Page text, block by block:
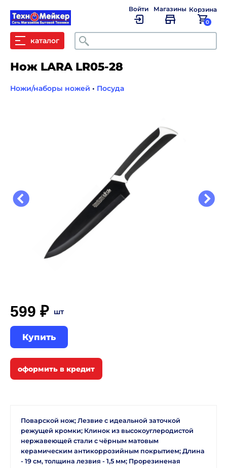
каталог Поиск
Войти Магазины Корзина
0
Нож LARA LR05-28
Ножи/наборы ножей • Посуда
599 ₽ шт
Купить
Поварской нож; Лезвие с идеальной заточкой
режущей кромки; Клинок из высокоуглеродистой
нержавеющей стали с чёрным матовым
керамическим антикоррозийным покрытием; Длина
- 19 см, толщина лезвия - 1,5 мм; Прорезиненая